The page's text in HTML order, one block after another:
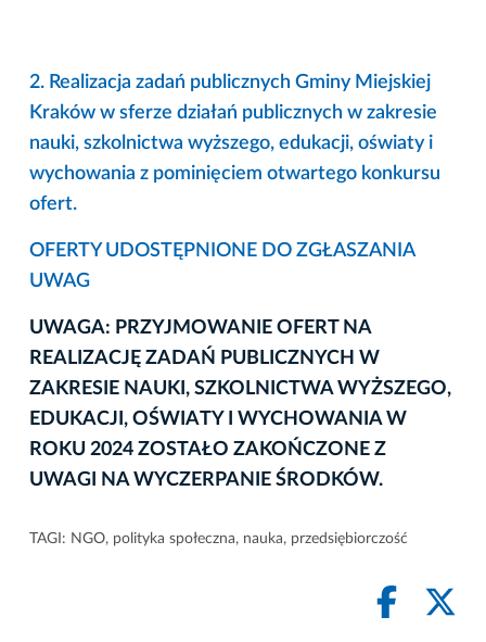
2. Realizacja zadań publicznych Gminy Miejskiej
Kraków w sferze działań publicznych w zakresie
nauki, szkolnictwa wyższego, edukacji, oświaty i
wychowania z pominięciem otwartego konkursu
ofert.
OFERTY UDOSTĘPNIONE DO ZGŁASZANIA
UWAG
UWAGA: PRZYJMOWANIE OFERT NA
REALIZACJĘ ZADAŃ PUBLICZNYCH W
ZAKRESIE NAUKI, SZKOLNICTWA WYŻSZEGO,
EDUKACJI, OŚWIATY I WYCHOWANIA W
ROKU 2024 ZOSTAŁO ZAKOŃCZONE Z
UWAGI NA WYCZERPANIE ŚRODKÓW.
TAGI: NGO, polityka społeczna, nauka, przedsiębiorczość